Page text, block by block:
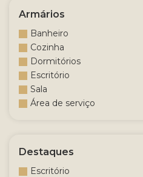
Armários
Banheiro
Cozinha
Dormitórios
Escritório
Sala
Área de serviço
Destaques
Escritório